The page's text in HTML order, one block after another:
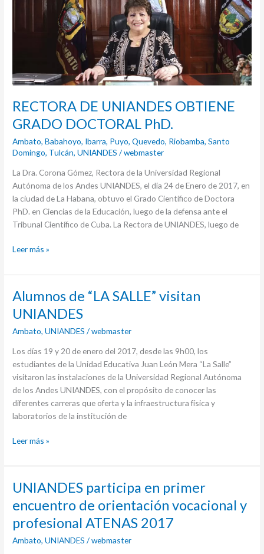
RECTORA DE UNIANDES OBTIENE
GRADO DOCTORAL PhD.
Ambato,Babahoyo, Ibarra, Puyo,Quevedo, Riobamba,Santo
Domingo, Tulcán,UNIANDES /webmaster
La Dra. Corona Gómez, Rectora de la Universidad Regional
Autónoma de los Andes UNIANDES, el día 24 de Enero de 2017, en
la ciudad de La Habana, obtuvo el Grado Científico de Doctora
PhD. en Ciencias de la Educación, luego de la defensa ante el
Tribunal Científico de Cuba. La Rectora de UNIANDES, luego de
OBTIENE
Leer más »
Alumnos de “LA SALLE” visitan
UNIANDES
Ambato,UNIANDES /webmaster
Los días 19 y 20 de enero del 2017, desde las 9h00, los
estudiantes de la Unidad Educativa Juan León Mera “La Salle”
visitaron las instalaciones de la Universidad Regional Autónoma
de los Andes UNIANDES, con el propósito de conocer las
diferentes carreras que oferta y la infraestructura física y
laboratorios de la institución de
Alumnos
“LA
SALLE”
UNIANDES
Leer más »
UNIANDES participa en primer
encuentro de orientación vocacional y
profesional ATENAS 2017
Ambato,UNIANDES /webmaster
UNIANDES
en
primer
encuentro